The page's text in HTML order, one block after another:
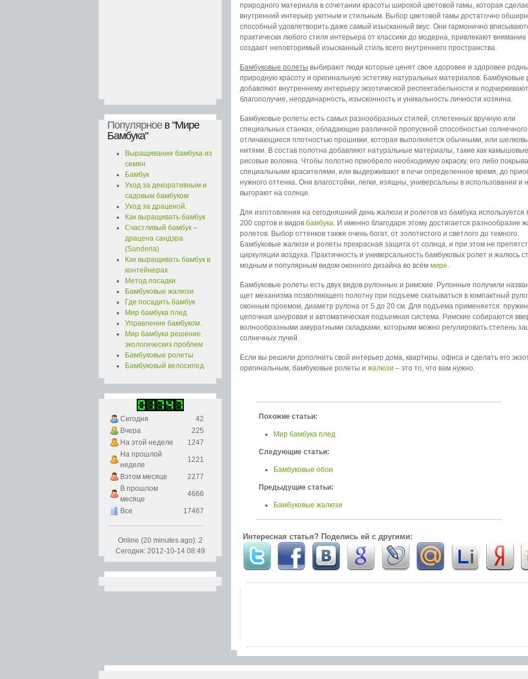
Популярноев "Мире
Бамбука"
Выращивание бамбука из
семян
Бамбук
Уход за декоративным и
садовым бамбуком
Уход за драценой.
Как выращивать бамбук
Счастливый бамбук –
драцена сандэра
(Sanderia)
Как выращивать бамбук в
контейнерах
Метод посадки
Бамбуковые жалюзи
Где посадить бамбук
Мир бамбука плед
Управление бамбуком.
Мир бамбука решение
экологических проблем
Бамбуковые ролеты
Бамбуковый велосипед
Сегодня
42
Вчера
225
На этой неделе
1247
На прошлой
неделе
1221
Вэтом месяце
2277
В прошлом
месяце
4666
Все 17467
Online (20 minutes ago): 2
Сегодня: 2012-10-14 08:49
природного материала в сочетании красоты широкой цветовой гамы, которая
внутренний интерьер уютным и стильным. Выбор цветовой гамы достаточно
способный удовлетворить даже самый изысканный вкус. Они гармонично
практически любого стиля интерьера от классики до модерна, привлекают внимание
создают неповторимый изысканный стиль всего внутреннего пространства.
Бамбуковые ролеты выбирают люди которые ценят свое здоровее и здоровее
природную красоту и оригинальную эстетику натуральных материалов. Бамбуковые
добавляют внутреннему интерьеру экзотической респектабельности и подчеркивают
благополучие, неординарность, изысконность и уникальность личности хозяина.
Бамбуковые ролеты есть самых разнообразных стилей, сплетенных вручную или
специальных станках, обладающие различной пропускной способностью солнечного
отличающиеся плотностью прошивки, которая выполняется обычными, или
нитями. В состав полотна добавляют натуральные материалы, такие как
рисовые волокна. Чтобы полотно приобрело необходимую окраску, его либо
специальными красителями, или выдерживают в печи определенное время, до
нужного оттенка. Они влагостойки, легки, изящны, универсальны в использовании и
выгорают на солнце.
Для изготовления на сегодняшний день жалюзи и ролетов из бамбука
200 сортов и видов бамбука. И именно благодаря этому достигается разнообразие
ролетов. Выбор оттенков также очень богат, от золотистого и светлого до темного.
Бамбуковые жалюзи и ролеты прекрасная защита от солнца, и при этом не
циркуляции воздуха. Практичность и универсальность бамбуковых ролет и жалюсь
модным и популярным видом оконного дизайна во всём мире.
Бамбуковые ролеты есть двух видов рулонные и римские. Рулонные получили
щет механизма позволяющего полотну при подъеме скатываться в компактный
оконным проемом, диаметр рулона от 5 до 20 см. Для подъема применяется:
цепочная шнуровая и автоматическая подъемная система. Римские собираются
волнообразными аккуратными складками, которыми можно регулировать степень
солнечных лучей.
Если вы решили дополнить свой интерьер дома, квартиры, офиса и сделать его
оригинальным, бамбуковые ролеты и жалюзи – это то, что вам нужно.
Похожие статьи:
Мир бамбука плед
Следующие статьи:
Бамбуковые обои
Предыдущие статьи:
Бамбуковые жалюзи
Интересная статья? Поделись ей с другими: